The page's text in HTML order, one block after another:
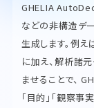
GHELIA
などの非構造デ
生成します。例
に加え、解析諸
ませることで、
「目的」「観察事